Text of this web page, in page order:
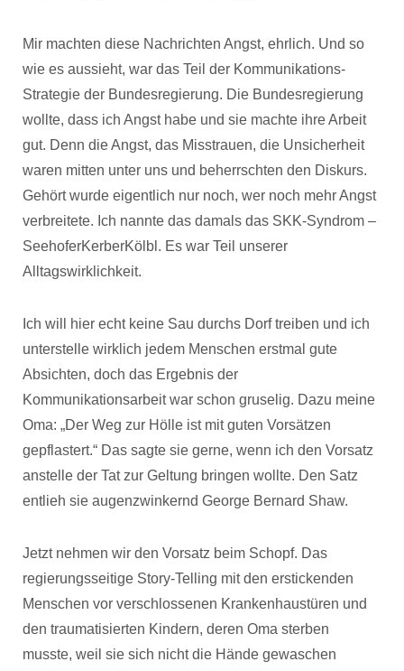
Mir machten diese Nachrichten Angst, ehrlich. Und so
wie es aussieht, war das Teil der Kommunikations-
Strategie der Bundesregierung. Die Bundesregierung
wollte, dass ich Angst habe und sie machte ihre Arbeit
gut. Denn die Angst, das Misstrauen, die Unsicherheit
waren mitten unter uns und beherrschten den Diskurs.
Gehört wurde eigentlich nur noch, wer noch mehr Angst
verbreitete. Ich nannte das damals das SKK-Syndrom –
SeehoferKerberKölbl. Es war Teil unserer
Alltagswirklichkeit.
Ich will hier echt keine Sau durchs Dorf treiben und ich
unterstelle wirklich jedem Menschen erstmal gute
Absichten, doch das Ergebnis der
Kommunikationsarbeit war schon gruselig. Dazu meine
Oma: „Der Weg zur Hölle ist mit guten Vorsätzen
gepflastert.“ Das sagte sie gerne, wenn ich den Vorsatz
anstelle der Tat zur Geltung bringen wollte. Den Satz
entlieh sie augenzwinkernd George Bernard Shaw.
Jetzt nehmen wir den Vorsatz beim Schopf. Das
regierungsseitige Story-Telling mit den erstickenden
Menschen vor verschlossenen Krankenhaustüren und
den traumatisierten Kindern, deren Oma sterben
musste, weil sie sich nicht die Hände gewaschen